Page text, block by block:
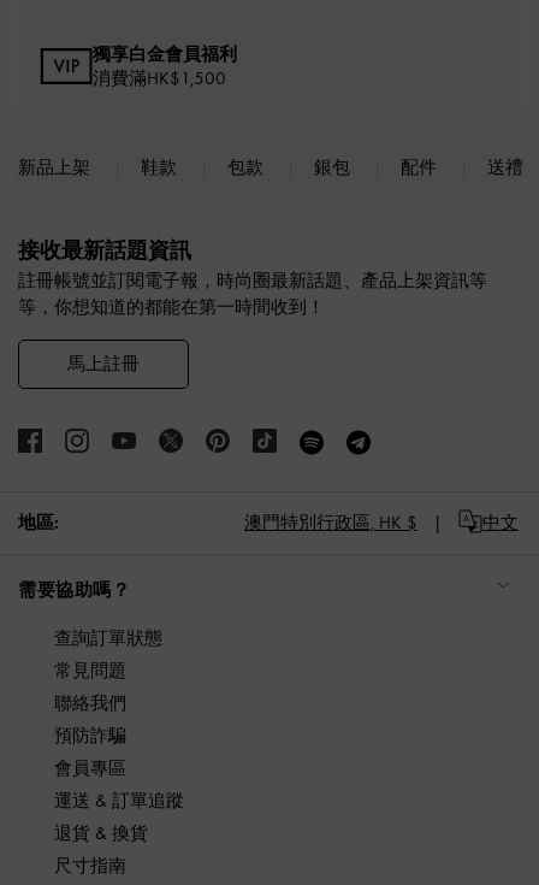
獨享白金會員福利
消費滿HK$1,500
新品上架 鞋款 包款 銀包 配件 送禮
接收最新話題資訊
註冊帳號並訂閱電子報，時尚圈最新話題、產品上架資訊等
等，你想知道的都能在第一時間收到！
馬上註冊
地區: 澳門特別行政區, HK $ 中文
需要協助嗎？
查詢訂單狀態
常見問題
聯絡我們
預防詐騙
會員專區
運送 & 訂單追蹤
退貨 & 換貨
尺寸指南